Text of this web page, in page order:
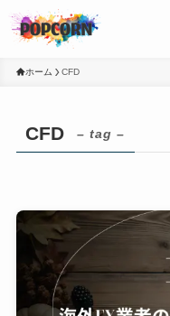
ホーム CFD
CFD – tag –